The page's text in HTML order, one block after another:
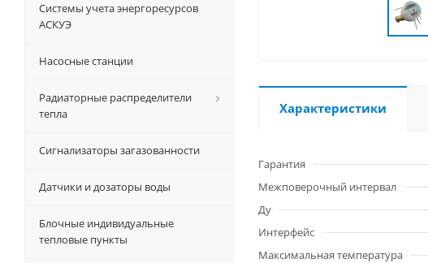
Характеристики
Гарантия
Межповерочный интервал
Ду
Интерфейс
Максимальная температура
Системы учета энергоресурсов
АСКУЭ
Насосные станции
Радиаторные распределители
тепла
Сигнализаторы загазованности
Датчики и дозаторы воды
Блочные индивидуальные
тепловые пункты